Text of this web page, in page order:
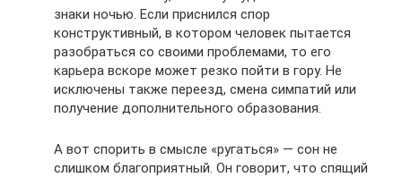
знаки ночью. Если приснился спор
конструктивный, в котором человек пытается
разобраться со своими проблемами, то его
карьера вскоре может резко пойти в гору. Не
исключены также переезд, смена симпатий или
получение дополнительного образования.
А вот спорить в смысле «ругаться» — сон не
слишком благоприятный. Он говорит, что спящий